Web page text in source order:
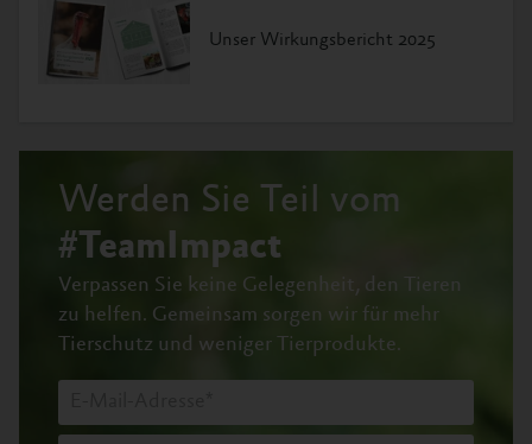
Unser Wirkungsbericht 2025
Werden Sie Teil vom
#TeamImpact
Verpassen Sie keine Gelegenheit, den Tieren
zu helfen. Gemeinsam sorgen wir für mehr
Tierschutz und weniger Tierprodukte.